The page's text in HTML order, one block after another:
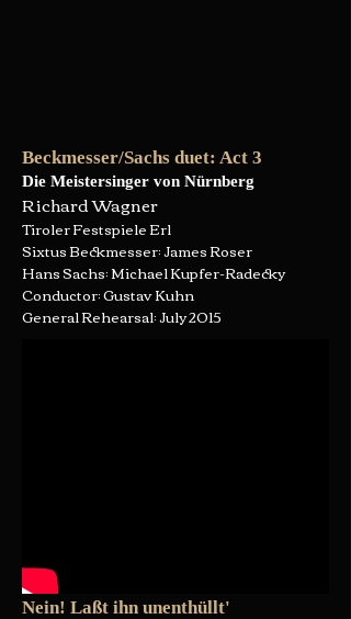
Beckmesser/Sachs duet: Act 3
Die Meistersinger von Nürnberg
Richard Wagner
Tiroler Festspiele Erl
Sixtus Beckmesser: James Roser
Hans Sachs: Michael Kupfer-Radecky
Conductor: Gustav Kuhn
General Rehearsal: July 2015
Nein! Laßt ihn unenthüllt'